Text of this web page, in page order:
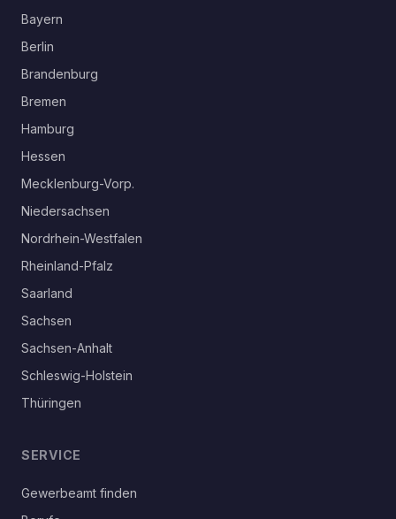
Bayern
Berlin
Brandenburg
Bremen
Hamburg
Hessen
Mecklenburg-Vorp.
Niedersachsen
Nordrhein-Westfalen
Rheinland-Pfalz
Saarland
Sachsen
Sachsen-Anhalt
Schleswig-Holstein
Thüringen
SERVICE
Gewerbeamt finden